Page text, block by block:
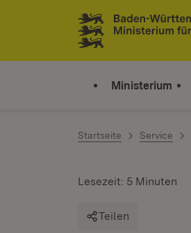
Zum Inhalt springen
Link zur Startseite
Ministerium
Startseite Service
Lesezeit: 5 Minuten
Teilen